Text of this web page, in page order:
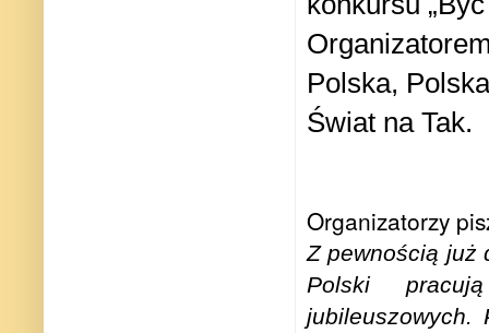
Polska,
Świat na Tak.
Organizatorzy
Z pewnością już
Polski
jubileuszowych.